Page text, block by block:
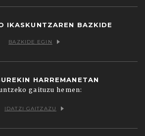
IKASKUNTZAREN BAZKIDE
BAZKIDE EGIN
HARREMANETAN
gaituzu hemen:
IDATZI GAITZAZU